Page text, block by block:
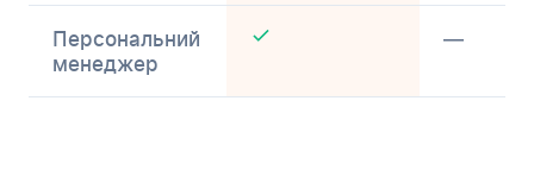
Персональний
менеджер
—